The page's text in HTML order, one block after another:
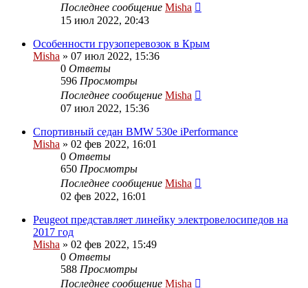
Последнее сообщение Misha
15 июл 2022, 20:43
Особенности грузоперевозок в Крым
Misha » 07 июл 2022, 15:36
0 Ответы
596 Просмотры
Последнее сообщение Misha
07 июл 2022, 15:36
Спортивный седан BMW 530e iPerformance
Misha » 02 фев 2022, 16:01
0 Ответы
650 Просмотры
Последнее сообщение Misha
02 фев 2022, 16:01
Peugeot представляет линейку электровелосипедов на
2017 год
Misha » 02 фев 2022, 15:49
0 Ответы
588 Просмотры
Последнее сообщение Misha